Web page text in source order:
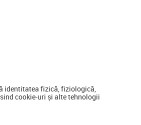
identitatea fizică, fiziologică,
cookie-uri și alte tehnologii